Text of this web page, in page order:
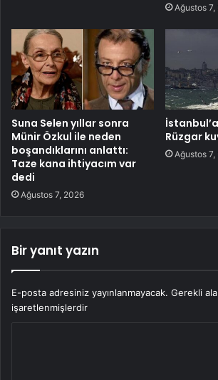
Ağustos 7,
Suna Selen yıllar sonra
Münir Özkul ile neden
boşandıklarını anlattı:
Taze kana ihtiyacım var
dedi
Ağustos 7, 2026
Rüzgar
Ağustos 7,
Bir yanıt yazın
E-posta adresiniz yayınlanmayacak. Gerekli
işaretlenmişlerdir